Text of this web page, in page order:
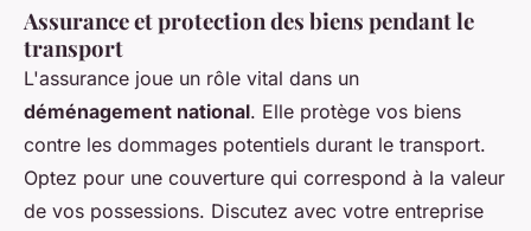
Assurance et protection des biens pendant le
transport
L'assurance joue un rôle vital dans un
déménagement national. Elle protège vos biens
contre les dommages potentiels durant le transport.
Optez pour une couverture qui correspond à la valeur
de vos possessions. Discutez avec votre entreprise